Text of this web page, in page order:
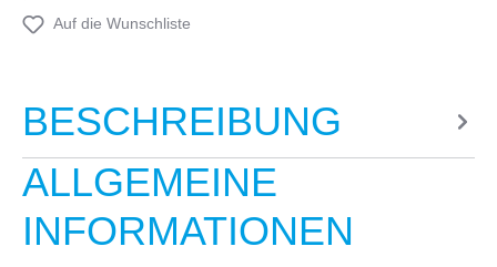
Auf die Wunschliste
BESCHREIBUNG
ALLGEMEINE
INFORMATIONEN